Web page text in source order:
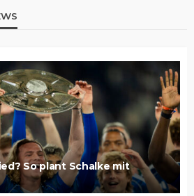
So plant Schalke mit